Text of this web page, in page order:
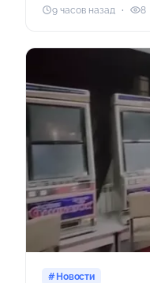
9 часов назад 8
Новости